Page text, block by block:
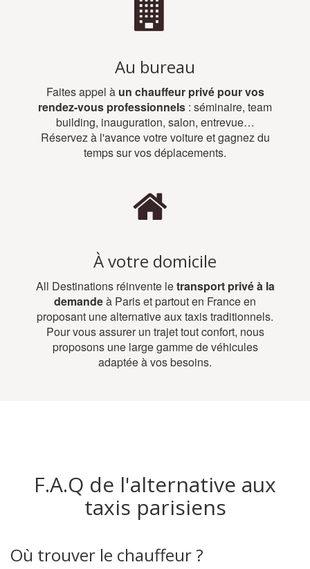
Au bureau
Faites appel à un chauffeur privé pour vos
rendez-vous professionnels : séminaire, team
building, inauguration, salon, entrevue…
Réservez à l'avance votre voiture et gagnez du
temps sur vos déplacements.
À votre domicile
All Destinations réinvente letransport privé à la
demandeà Paris et partout en France en
proposant une alternative aux taxis traditionnels.
Pour vous assurer un trajet tout confort, nous
proposons une large gamme de véhicules
adaptée à vos besoins.
F.A.Q de l'alternative aux
taxis parisiens
Où trouver le chauffeur ?